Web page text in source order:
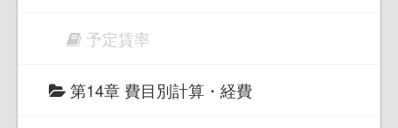
予定賃率
第14章 費目別計算・経費